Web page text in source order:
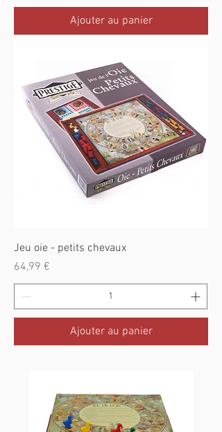
Ajouter au panier
Jeu oie - petits chevaux
Prix
64,99 €
Ajouter au panier